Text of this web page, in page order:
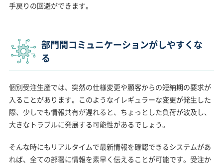
手戻りの回避ができます。
部門間コミュニケーションがしやすくな
る
個別受注生産では、突然の仕様変更や顧客からの短納期の要求が
入ることがあります。このようなイレギュラーな変更が発生した
際、少しでも情報共有が遅れると、ちょっとした負荷が波及し、
大きなトラブルに発展する可能性があるでしょう。
そんな時にもリアルタイムで最新情報を確認できるシステムがあ
れば、全ての部署に情報を素早く伝えることが可能です。受注か